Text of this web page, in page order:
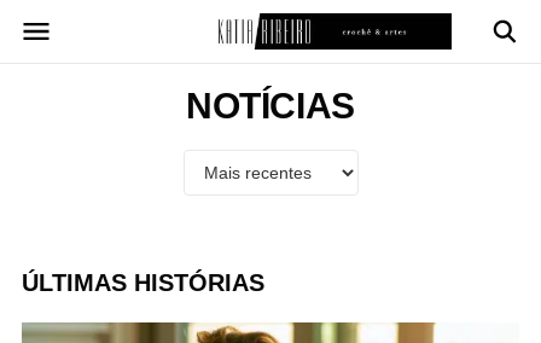
para
NOTÍCIAS
ÚLTIMAS HISTÓRIAS